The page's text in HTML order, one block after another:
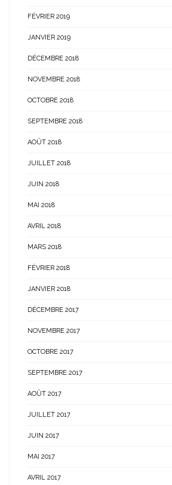
FÉVRIER 2019
JANVIER 2019
DÉCEMBRE 2018
NOVEMBRE 2018
OCTOBRE 2018
SEPTEMBRE 2018
AOÛT 2018
JUILLET 2018
JUIN 2018
MAI 2018
AVRIL 2018
MARS 2018
FÉVRIER 2018
JANVIER 2018
DÉCEMBRE 2017
NOVEMBRE 2017
OCTOBRE 2017
SEPTEMBRE 2017
AOÛT 2017
JUILLET 2017
JUIN 2017
MAI 2017
AVRIL 2017